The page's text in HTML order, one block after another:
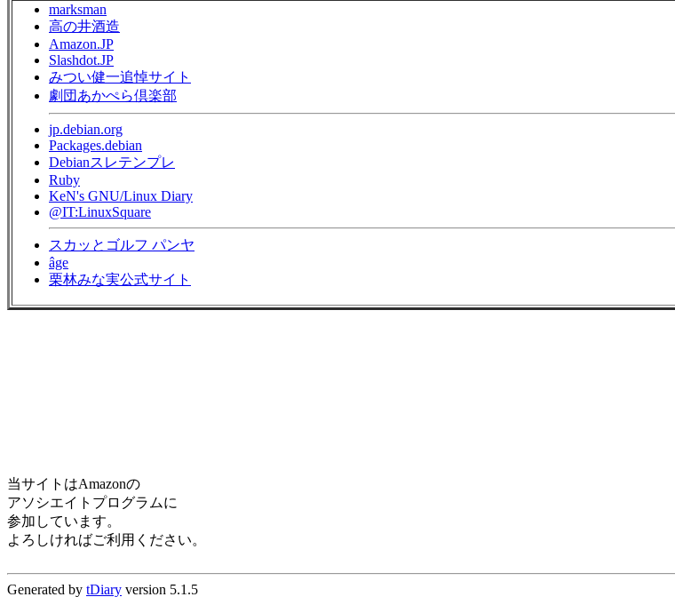
marksman
高の井酒造
Amazon.JP
Slashdot.JP
みつい健一追悼サイト
劇団あかぺら倶楽部
jp.debian.org
Packages.debian
Debianスレテンプレ
Ruby
KeN's GNU/Linux Diary
@IT:LinuxSquare
スカッとゴルフ パンヤ
âge
栗林みな実公式サイト
当サイトはAmazonの
アソシエイトプログラムに
参加しています。
よろしければご利用ください。
Generated by tDiary version 5.1.5